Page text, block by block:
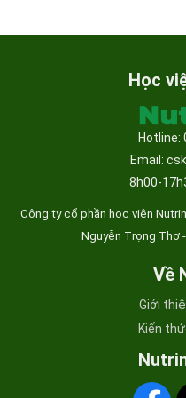
Học
Hotline:
Email:
8h00-
Công ty cổ phần học viện
Nguyễn Trọng Thơ
Về
Giới
Kiến